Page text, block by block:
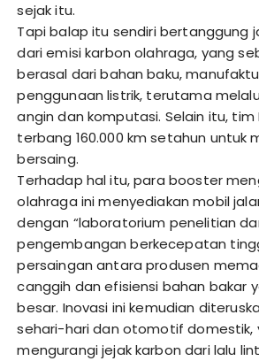
sejak itu.
Tapi balap itu sendiri bertanggung
dari emisi karbon olahraga, yang
berasal dari bahan baku,
penggunaan listrik, terutama
angin dan komputasi. Selain itu, tim
terbang 160.000 km setahun untuk
bersaing.
Terhadap hal itu, para booster
olahraga ini menyediakan mobil
dengan “laboratorium penelitian
pengembangan berkecepatan
persaingan antara produsen
canggih dan efisiensi bahan bakar
besar. Inovasi ini kemudian
sehari-hari dan otomotif domestik,
mengurangi jejak karbon dari lalu